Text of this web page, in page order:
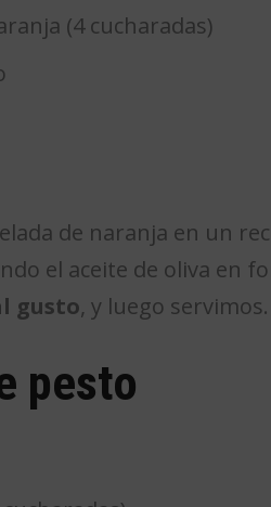
(4 cucharadas)
de naranja en un
el aceite de oliva en
gusto, y luego servimos.
pesto